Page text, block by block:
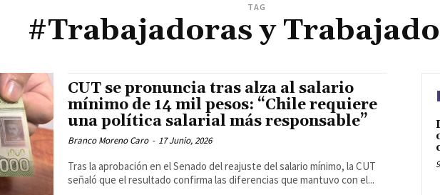
TAG
#Trabajadoras y
CUT se pronuncia tras alza al salario
mínimo de 14 mil pesos: “Chile requiere
una política salarial más responsable”
Branco Moreno Caro - 17 Junio, 2026
Tras la aprobación en el Senado del reajuste del salario mínimo, la CUT
señaló que el resultado confirma las diferencias que mantuvo con el...